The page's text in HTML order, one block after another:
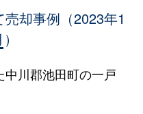
却事例（2023年1
川郡池田町の一戸